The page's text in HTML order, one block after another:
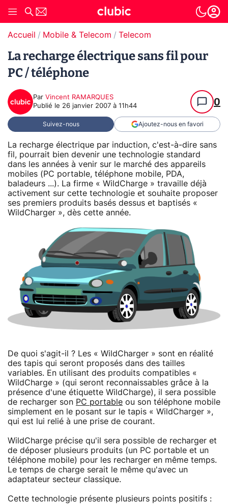
Accueil Mobile & Telecom Telecom
La recharge électrique sans fil pour
PC / téléphone
Par Vincent RAMARQUES
Publié le 26 janvier 2007 à 11h44 0
Suivez-nous Ajoutez-nous en favori
La recharge électrique par induction, c'est-à-dire sans
fil, pourrait bien devenir une technologie standard
dans les années à venir sur le marché des appareils
mobiles (PC portable, téléphone mobile, PDA,
baladeurs ...). La firme « WildCharge » travaille déjà
activement sur cette technologie et souhaite proposer
ses premiers produits basés dessus et baptisés «
WildCharger », dès cette année.
De quoi s'agit-il ? Les « WildCharger » sont en réalité
des tapis qui seront proposés dans des tailles
variables. En utilisant des produits compatibles «
WildCharge » (qui seront reconnaissables grâce à la
présence d'une étiquette WildCharge), il sera possible
de recharger son PC portable ou son téléphone mobile
simplement en le posant sur le tapis « WildCharger »,
qui est lui relié à une prise de courant.
WildCharge précise qu'il sera possible de recharger et
de déposer plusieurs produits (un PC portable et un
téléphone mobile) pour les recharger en même temps.
Le temps de charge serait le même qu'avec un
adaptateur secteur classique.
Cette technologie présente plusieurs points positifs :